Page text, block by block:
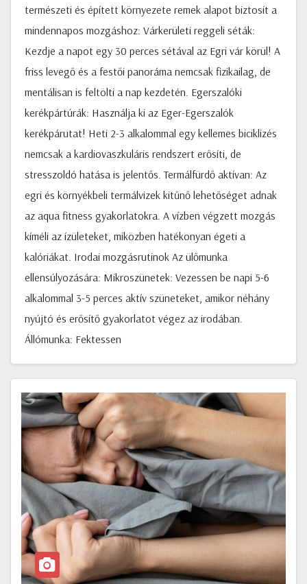
természeti és épített környezete remek alapot biztosít a
mindennapos mozgáshoz: Várkerületi reggeli séták:
Kezdje a napot egy 30 perces sétával az Egri vár körül! A
friss levegő és a festői panoráma nemcsak fizikailag, de
mentálisan is feltölti a nap kezdetén. Egerszalóki
kerékpártúrák: Használja ki az Eger-Egerszalók
kerékpárutat! Heti 2-3 alkalommal egy kellemes biciklizés
nemcsak a kardiovaszkuláris rendszert erősíti, de
stresszoldó hatása is jelentős. Termálfürdő aktívan: Az
egri és környékbeli termálvizek kitűnő lehetőséget adnak
az aqua fitness gyakorlatokra. A vízben végzett mozgás
kíméli az ízületeket, miközben hatékonyan égeti a
kalóriákat. Irodai mozgásrutinok Az ülőmunka
ellensúlyozására: Mikroszünetek: Vezessen be napi 5-6
alkalommal 3-5 perces aktív szüneteket, amikor néhány
nyújtó és erősítő gyakorlatot végez az irodában.
Állómunka: Fektessen